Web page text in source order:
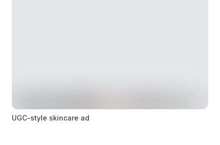
UGC-style skincare ad